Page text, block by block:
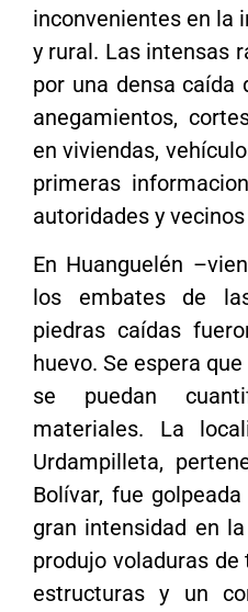
inconvenientes en la
y rural. Las intensas
por una densa caída
anegamientos,
en viviendas,
primeras
autoridades y
En Huanguelén
los embates de
piedras caídas
huevo. Se espera
se puedan
materiales. La
Urdampilleta,
Bolívar, fue
gran intensidad en
produjo voladuras
estructuras y un